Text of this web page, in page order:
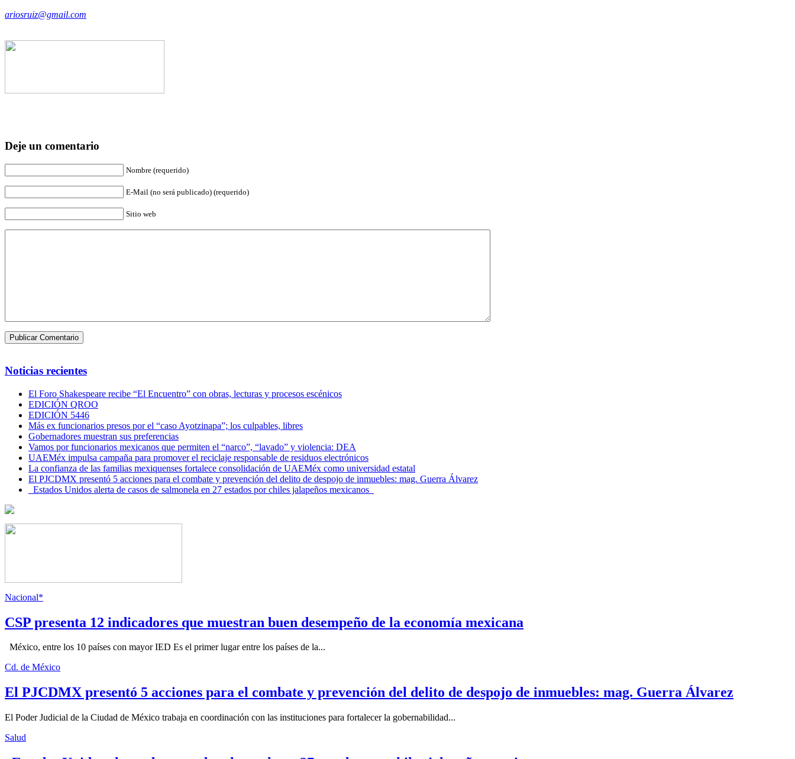
ariosruiz@gmail.com
Deje un comentario
Nombre (requerido)
E-Mail (no será publicado) (requerido)
Sitio web
Noticias recientes
El Foro Shakespeare recibe “El Encuentro” con obras, lecturas y procesos escénicos
EDICIÓN QROO
EDICIÓN 5446
Más ex funcionarios presos por el “caso Ayotzinapa”; los culpables, libres
Gobernadores muestran sus preferencias
Vamos por funcionarios mexicanos que permiten el “narco”, “lavado” y violencia: DEA
UAEMéx impulsa campaña para promover el reciclaje responsable de residuos electrónicos
La confianza de las familias mexiquenses fortalece consolidación de UAEMéx como universidad estatal
El PJCDMX presentó 5 acciones para el combate y prevención del delito de despojo de inmuebles: mag. Guerra Álvarez
Estados Unidos alerta de casos de salmonela en 27 estados por chiles jalapeños mexicanos
Nacional*
CSP presenta 12 indicadores que muestran buen desempeño de la economía mexicana
México, entre los 10 países con mayor IED Es el primer lugar entre los países de la...
Cd. de México
El PJCDMX presentó 5 acciones para el combate y prevención del delito de despojo de inmuebles: mag. Guerra Álvarez
El Poder Judicial de la Ciudad de México trabaja en coordinación con las instituciones para fortalecer la gobernabilidad...
Salud